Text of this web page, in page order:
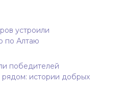
устроили
по Алтаю
победителей
истории добрых